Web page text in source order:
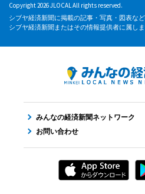
Copyright 2026 JLOCAL All rights reserved.
シブヤ経済新聞に掲載の記事・写真・図表な
シブヤ経済新聞またはその情報提供者に属しま
みんなの経済新聞ネットワーク
お問い合わせ